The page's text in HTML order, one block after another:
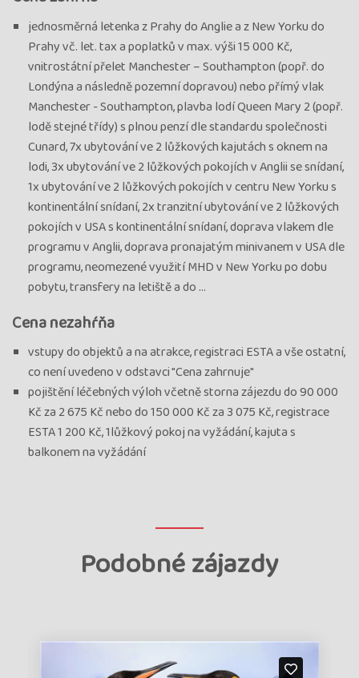
jednosměrná letenka z Prahy do Anglie a z New Yorku do
Prahy vč. let. tax a poplatků v max. výši 15 000 Kč,
vnitrostátní přelet Manchester – Southampton (popř. do
Londýna a následně pozemní dopravou) nebo přímý vlak
Manchester - Southampton, plavba lodí Queen Mary 2 (popř.
lodě stejné třídy) s plnou penzí dle standardu společnosti
Cunard, 7x ubytování ve 2 lůžkových kajutách s oknem na
lodi, 3x ubytování ve 2 lůžkových pokojích v Anglii se snídaní,
1x ubytování ve 2 lůžkových pokojích v centru New Yorku s
kontinentální snídaní, 2x tranzitní ubytování ve 2 lůžkových
pokojích v USA s kontinentální snídaní, doprava vlakem dle
programu v Anglii, doprava pronajatým minivanem v USA dle
programu, neomezené využití MHD v New Yorku po dobu
pobytu, transfery na letiště a do ...
Cena nezahŕňa
vstupy do objektů a na atrakce, registraci ESTA a vše ostatní,
co není uvedeno v odstavci "Cena zahrnuje"
pojištění léčebných výloh včetně storna zájezdu do 90 000
Kč za 2 675 Kč nebo do 150 000 Kč za 3 075 Kč, registrace
ESTA 1 200 Kč, 1lůžkový pokoj na vyžádání, kajuta s
balkonem na vyžádání
Podobné zájazdy